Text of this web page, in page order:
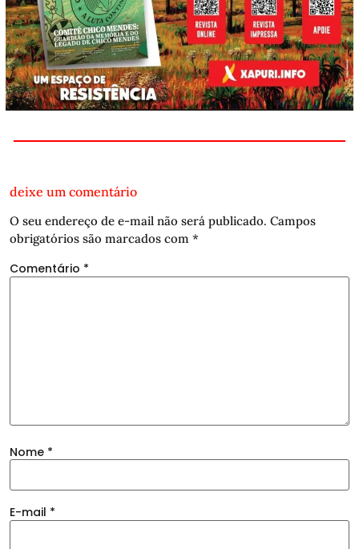
deixe um comentário
O seu endereço de e-mail não será publicado. Campos
obrigatórios são marcados com *
Comentário *
Nome *
E-mail *